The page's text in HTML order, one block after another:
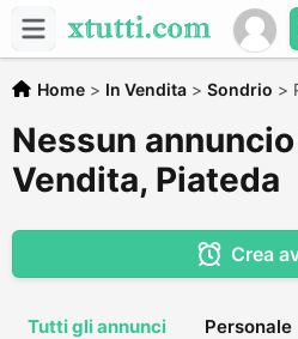
Home > In Vendita > Sondrio >
Nessun
Vendita, Piateda
Crea
Tutti gli annunci Personale